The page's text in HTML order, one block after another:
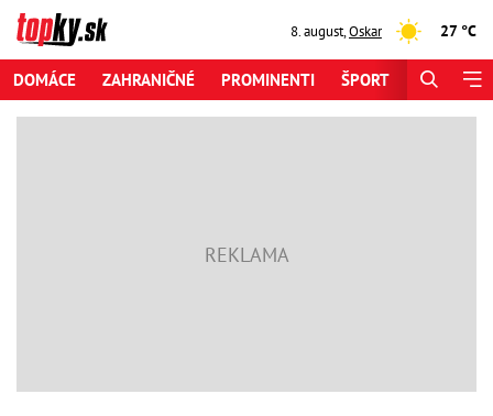
8. august,Oskar 27 °C
DOMÁCE ZAHRANIČNÉ PROMINENTI ŠPORT